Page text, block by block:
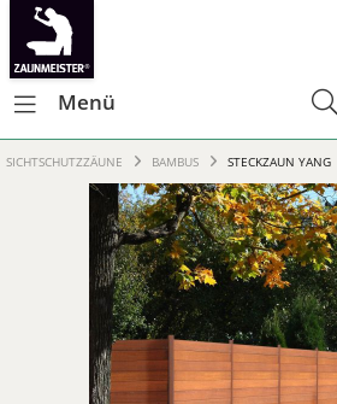
Menü
SICHTSCHUTZZÄUNE BAMBUS STECKZAUN YANG